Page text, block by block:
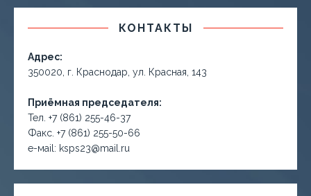
КОНТАКТЫ
Адрес:
350020, г. Краснодар, ул. Красная, 143
Приёмная председателя:
Тел. +7 (861) 255-46-37
Факс. +7 (861) 255-50-66
е-маil: ksps23@mail.ru